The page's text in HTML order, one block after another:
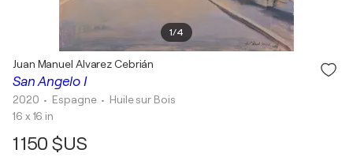
1/4
San Angelo I
Juan Manuel Alvarez Cebrián
2020 • Espagne • Huile sur Bois
16 x 16 in
1 150 $US